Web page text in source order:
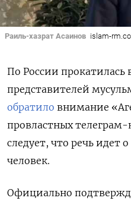
Раиль-хазрат Асаинов islam-
По России прокатилась
представителей
обратило внимание
провластных
следует, что речь идет
человек.
Официально